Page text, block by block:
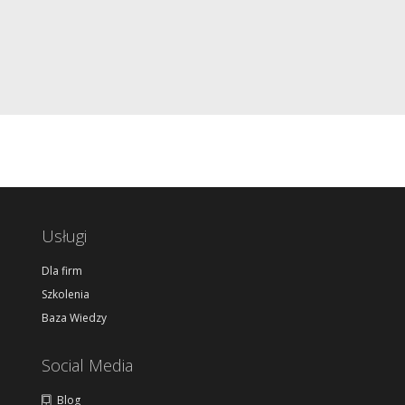
Usługi
Dla firm
Szkolenia
Baza Wiedzy
Social Media
Blog